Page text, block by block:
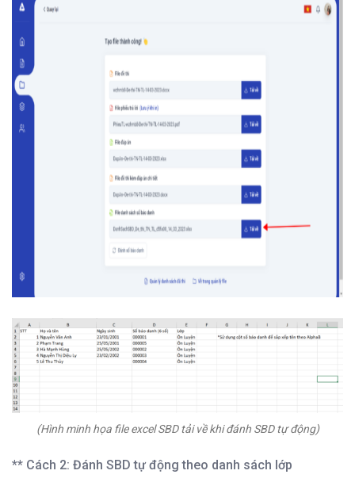
(Hình minh họa file excel SBD tải về khi đánh SBD tự động)
** Cách 2: Đánh SBD tự động theo danh sách lớp